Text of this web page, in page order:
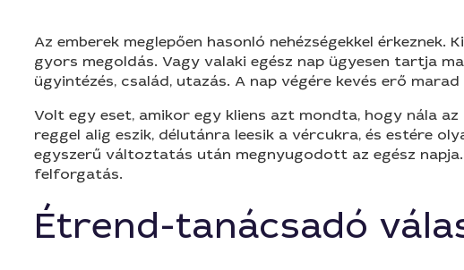
Az emberek meglepően hasonló nehézségekkel
gyors megoldás. Vagy valaki egész nap ügyesen tartja
ügyintézés, család, utazás. A nap végére kevés erő
Volt egy eset, amikor egy kliens azt mondta, hogy nála
reggel alig eszik, délutánra leesik a vércukra, és estére
egyszerű változtatás után megnyugodott az egész
felforgatás.
Étrend-tanácsadó